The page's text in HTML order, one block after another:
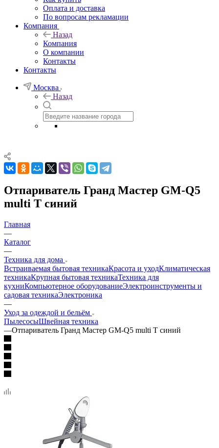
Оплата и доставка
По вопросам рекламации
Компания
Назад
Компания
О компании
Контакты
Контакты
Москва
Назад
Отпариватель Гранд Мастер GM-Q5
multi T синий
Главная
—
Каталог
—
Техника для дома
Встраиваемая бытовая техникаКрасота и уходКлиматическая
техникаКрупная бытовая техникаТехника для
кухниКомпьютерное оборудованиеЭлектроинструменты и
садовая техникаЭлектроника
—
Уход за одеждой и бельём
ПылесосыШвейная техника
—Отпариватель Гранд Мастер GM-Q5 multi T синий